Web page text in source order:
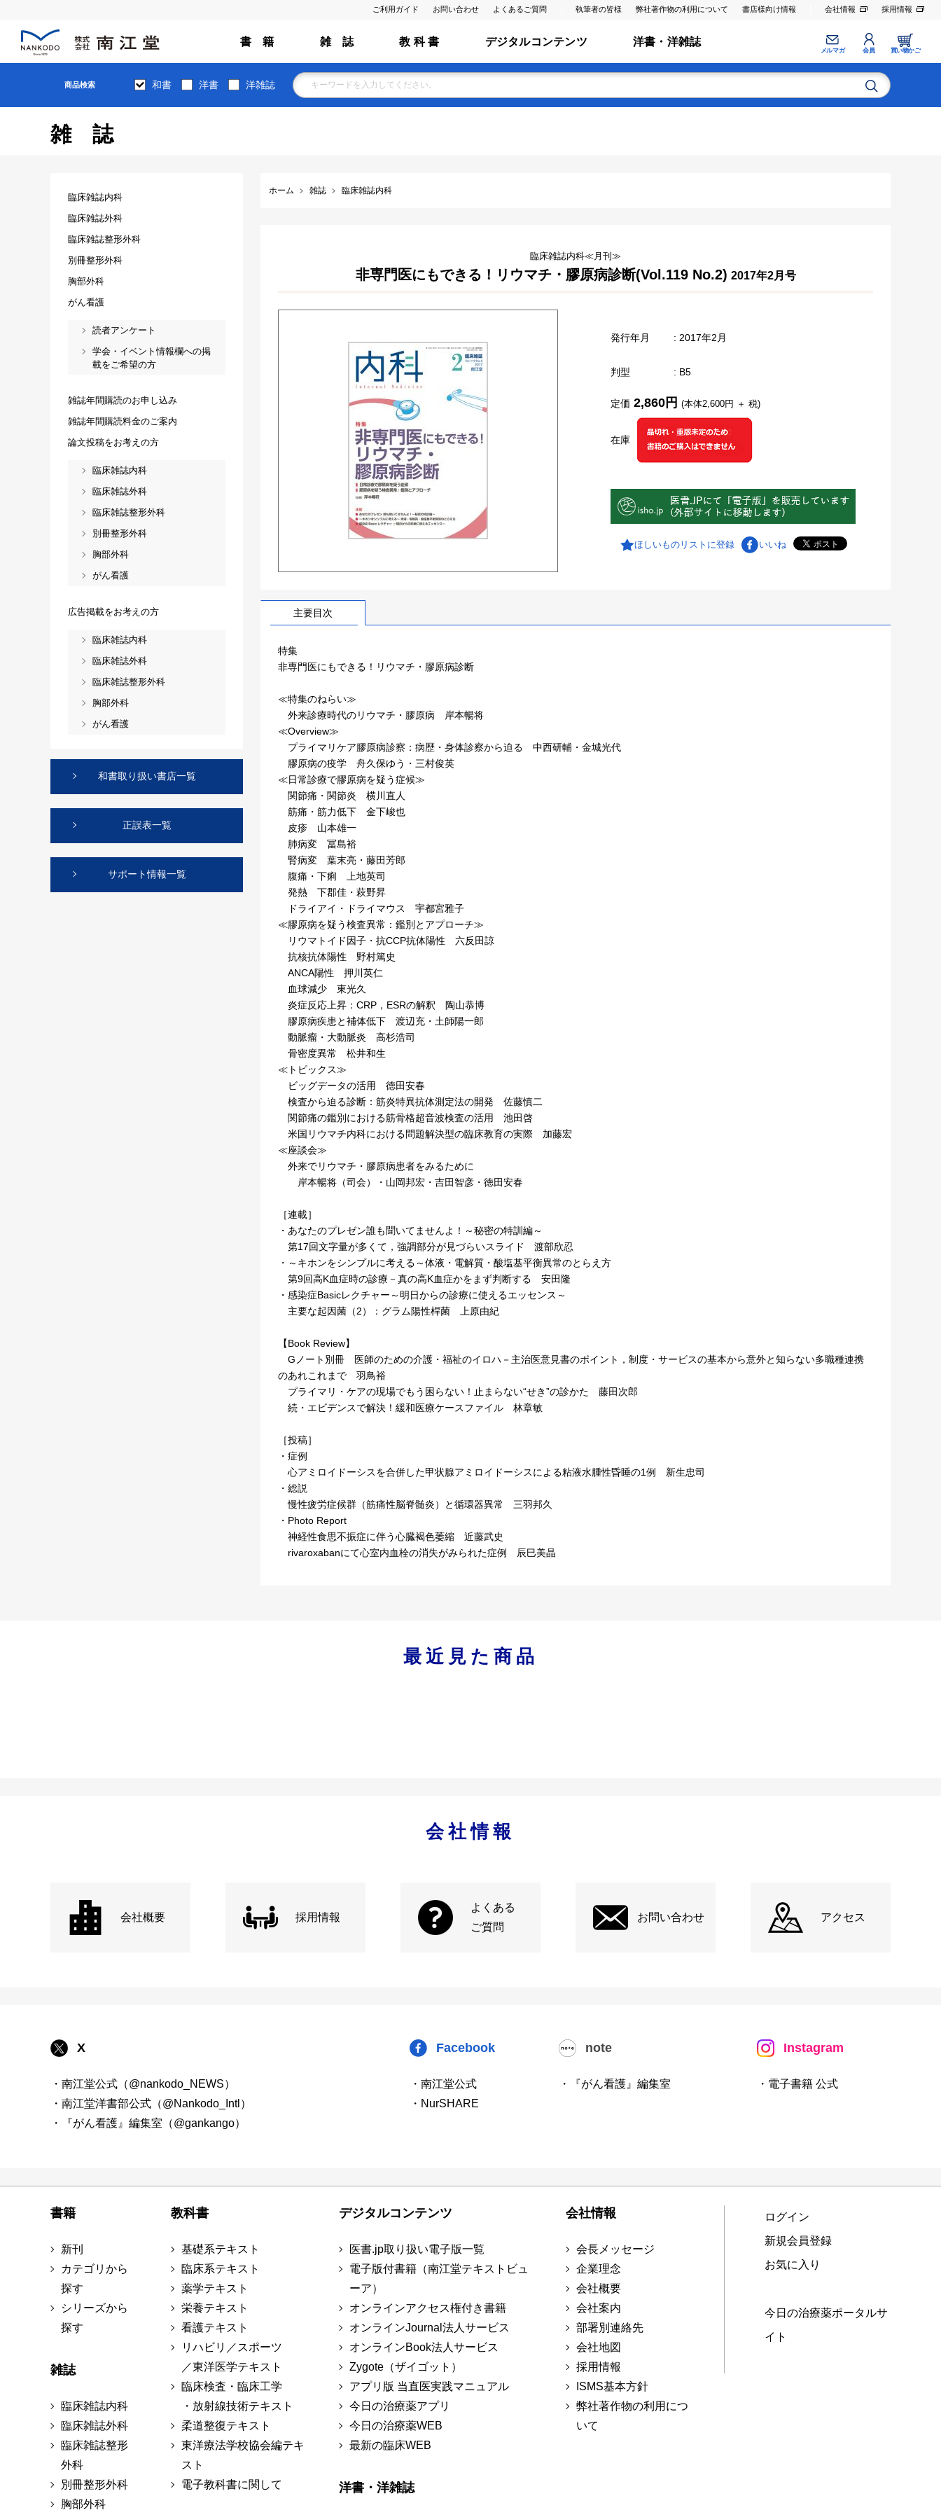
ご利用ガイド お問い合わせ よくあるご質問 執筆者の皆様 弊社著作物の利用について 書店様向け情報 会社情報 採用情報
書 籍 雑 誌 教 科 書 デジタルコンテンツ 洋書・洋雑誌
メルマガ 会員 買い物かご
商品検索 和書 洋書 洋雑誌
雑誌
ホーム 雑誌 臨床雑誌内科
臨床雑誌内科≪月刊≫
非専門医にもできる！リウマチ・膠原病診断(Vol.119 No.2) 2017年2月号
発行年月 : 2017年2月
判型 : B5
在庫
定価 2,860円 (本体2,600円 ＋ 税)
ほしいものリストに登録 いいね
主要目次
特集
非専門医にもできる！リウマチ・膠原病診断
≪特集のねらい≫
外来診療時代のリウマチ・膠原病 岸本暢将
≪Overview≫
プライマリケア膠原病診察：病歴・身体診察から迫る 中西研輔・金城光代
膠原病の疫学 舟久保ゆう・三村俊英
≪日常診療で膠原病を疑う症候≫
関節痛・関節炎 横川直人
筋痛・筋力低下 金下峻也
皮疹 山本雄一
肺病変 冨島裕
腎病変 葉末亮・藤田芳郎
腹痛・下痢 上地英司
発熱 下郡佳・萩野昇
ドライアイ・ドライマウス 宇都宮雅子
≪膠原病を疑う検査異常：鑑別とアプローチ≫
リウマトイド因子・抗CCP抗体陽性 六反田諒
抗核抗体陽性 野村篤史
ANCA陽性 押川英仁
血球減少 東光久
炎症反応上昇：CRP，ESRの解釈 陶山恭博
膠原病疾患と補体低下 渡辺充・土師陽一郎
動脈瘤・大動脈炎 高杉浩司
骨密度異常 松井和生
≪トピックス≫
ビッグデータの活用 徳田安春
検査から迫る診断：筋炎特異抗体測定法の開発 佐藤慎二
関節痛の鑑別における筋骨格超音波検査の活用 池田啓
米国リウマチ内科における問題解決型の臨床教育の実際 加藤宏
≪座談会≫
外来でリウマチ・膠原病患者をみるために
岸本暢将（司会）・山岡邦宏・吉田智彦・徳田安春
［連載］
・あなたのプレゼン誰も聞いてませんよ！～秘密の特訓編～
第17回文字量が多くて，強調部分が見づらいスライド 渡部欣忍
・～キホンをシンプルに考える～体液・電解質・酸塩基平衡異常のとらえ方
第9回高K血症時の診療－真の高K血症かをまず判断する 安田隆
・感染症Basicレクチャー～明日からの診療に使えるエッセンス～
主要な起因菌（2）：グラム陽性桿菌 上原由紀
【Book Review】
Gノート別冊 医師のための介護・福祉のイロハ－主治医意見書のポイント，制度・サービスの基本から意外と知らない多職種連携
のあれこれまで 羽鳥裕
プライマリ・ケアの現場でもう困らない！止まらない“せき”の診かた 藤田次郎
続・エビデンスで解決！緩和医療ケースファイル 林章敏
［投稿］
・症例
心アミロイドーシスを合併した甲状腺アミロイドーシスによる粘液水腫性昏睡の1例 新生忠司
・総説
慢性疲労症候群（筋痛性脳脊髄炎）と循環器異常 三羽邦久
・Photo Report
神経性食思不振症に伴う心臓褐色萎縮 近藤武史
rivaroxabanにて心室内血栓の消失がみられた症例 辰巳美晶
臨床雑誌内科
臨床雑誌外科
臨床雑誌整形外科
別冊整形外科
胸部外科
がん看護
読者アンケート
学会・イベント情報欄への掲
載をご希望の方
雑誌年間購読のお申し込み
雑誌年間購読料金のご案内
論文投稿をお考えの方
臨床雑誌内科
臨床雑誌外科
臨床雑誌整形外科
別冊整形外科
胸部外科
がん看護
広告掲載をお考えの方
臨床雑誌内科
臨床雑誌外科
臨床雑誌整形外科
胸部外科
がん看護
和書取り扱い書店一覧
正誤表一覧
サポート情報一覧
最近見た商品
会社情報
会社概要 採用情報
よくある
ご質問
お問い合わせ アクセス
X
・南江堂公式（@nankodo_NEWS）
・南江堂洋書部公式（@Nankodo_Intl）
・『がん看護』編集室（@gankango）
Facebook
・南江堂公式
・NurSHARE
note
・『がん看護』編集室
Instagram
・電子書籍 公式
書籍
新刊
カテゴリから
探す
シリーズから
探す
雑誌
臨床雑誌内科
臨床雑誌外科
臨床雑誌整形
外科
別冊整形外科
胸部外科
教科書
基礎系テキスト
臨床系テキスト
薬学テキスト
栄養テキスト
看護テキスト
リハビリ／スポーツ
／東洋医学テキスト
臨床検査・臨床工学
・放射線技術テキスト
柔道整復テキスト
東洋療法学校協会編テキ
スト
電子教科書に関して
デジタルコンテンツ
医書.jp取り扱い電子版一覧
電子版付書籍（南江堂テキストビュ
ーア）
オンラインアクセス権付き書籍
オンラインJournal法人サービス
オンラインBook法人サービス
Zygote（ザイゴット）
アプリ版 当直医実践マニュアル
今日の治療薬アプリ
今日の治療薬WEB
最新の臨床WEB
洋書・洋雑誌
会社情報
会長メッセージ
企業理念
会社概要
会社案内
部署別連絡先
会社地図
採用情報
ISMS基本方針
弊社著作物の利用につ
いて
ログイン
新規会員登録
お気に入り
今日の治療薬ポータルサ
イト